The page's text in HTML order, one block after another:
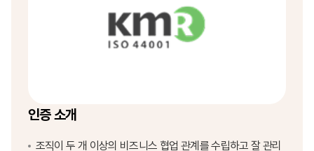
인증 소개
조직이 두 개 이상의 비즈니스 협업 관계를 수립하고 잘 관리